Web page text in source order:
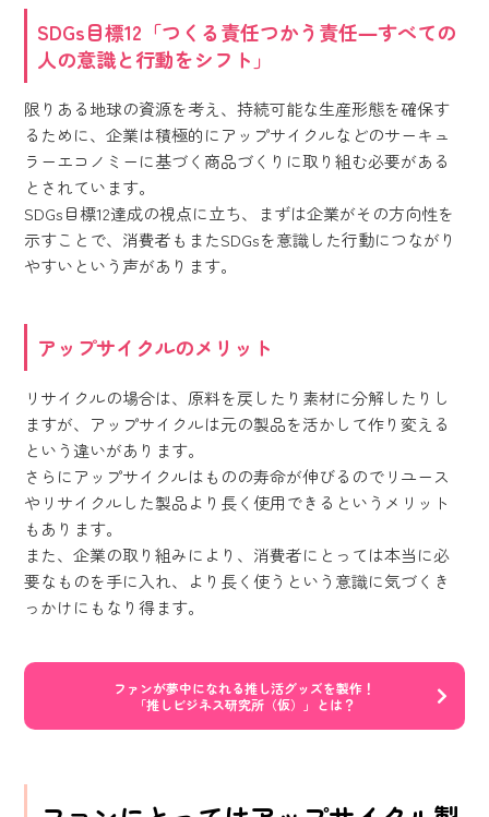
SDGs目標12「つくる責任つかう責任―すべての
人の意識と行動をシフト」
限りある地球の資源を考え、持続可能な生産形態を確保す
るために、企業は積極的にアップサイクルなどのサーキュ
ラーエコノミーに基づく商品づくりに取り組む必要がある
とされています。
SDGs目標12達成の視点に立ち、まずは企業がその方向性を
示すことで、消費者もまたSDGsを意識した行動につながり
やすいという声があります。
アップサイクルのメリット
リサイクルの場合は、原料を戻したり素材に分解したりし
ますが、アップサイクルは元の製品を活かして作り変える
という違いがあります。
さらにアップサイクルはものの寿命が伸びるのでリユース
やリサイクルした製品より長く使用できるというメリット
もあります。
また、企業の取り組みにより、消費者にとっては本当に必
要なものを手に入れ、より長く使うという意識に気づくき
っかけにもなり得ます。
ファンが夢中になれる推し活グッズを製作！
「推しビジネス研究所（仮）」とは？